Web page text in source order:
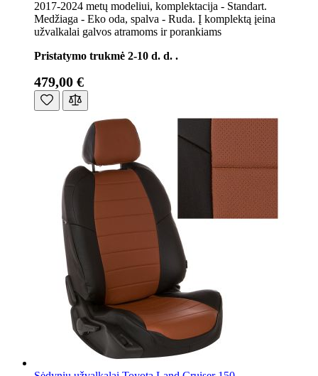
2017-2024 metų modeliui, komplektacija - Standart.
Medžiaga - Eko oda, spalva - Ruda. Į komplektą įeina
užvalkalai galvos atramoms ir porankiams
Pristatymo trukmė 2-10 d. d. .
479,00 €